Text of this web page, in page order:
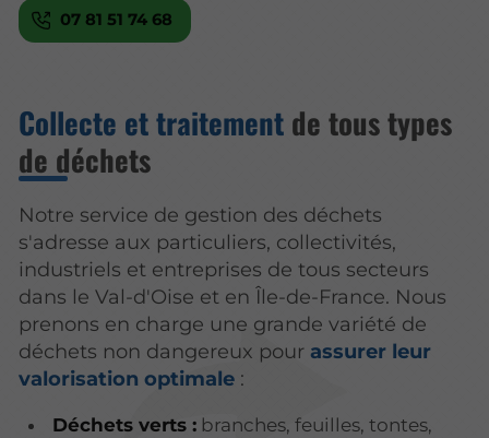
07 81 51 74 68
Collecte et traitement de tous types
de déchets
Notre service de gestion des déchets
s'adresse aux particuliers, collectivités,
industriels et entreprises de tous secteurs
dans le Val-d'Oise et en Île-de-France. Nous
prenons en charge une grande variété de
déchets non dangereux pour assurer leur
valorisation optimale :
Déchets verts : branches, feuilles, tontes,